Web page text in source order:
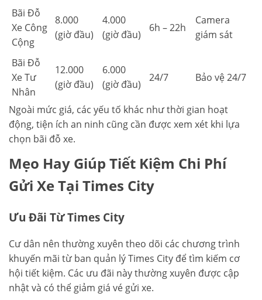
Bãi Đỗ
Xe Công
Cộng
8.000
(giờ đầu)
4.000
(giờ đầu)
6h – 22h
Camera
giám sát
Bãi Đỗ
Xe Tư
Nhân
12.000
(giờ đầu)
6.000
(giờ đầu)
24/7 Bảo vệ 24/7
Ngoài mức giá, các yếu tố khác như thời gian hoạt
động, tiện ích an ninh cũng cần được xem xét khi lựa
chọn bãi đỗ xe.
Mẹo Hay Giúp Tiết Kiệm Chi Phí
Gửi Xe Tại Times City
Ưu Đãi Từ Times City
Cư dân nên thường xuyên theo dõi các chương trình
khuyến mãi từ ban quản lý Times City để tìm kiếm cơ
hội tiết kiệm. Các ưu đãi này thường xuyên được cập
nhật và có thể giảm giá vé gửi xe.